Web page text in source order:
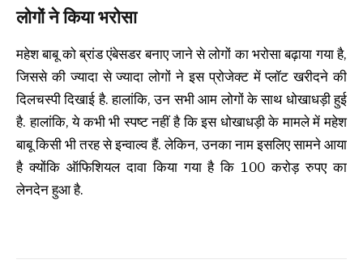
लोगों ने किया भरोसा
महेश बाबू को ब्रांड एंबेसडर बनाए जाने से लोगों का भरोसा बढ़ाया गया है,
जिससे की ज्यादा से ज्यादा लोगों ने इस प्रोजेक्ट में प्लॉट खरीदने की
दिलचस्पी दिखाई है. हालांकि, उन सभी आम लोगों के साथ धोखाधड़ी हुई
है. हालांकि, ये कभी भी स्पष्ट नहीं है कि इस धोखाधड़ी के मामले में महेश
बाबू किसी भी तरह से इन्वाल्व हैं. लेकिन, उनका नाम इसलिए सामने आया
है क्योंकि ऑफिशियल दावा किया गया है कि 100 करोड़ रुपए का
लेनदेन हुआ है.